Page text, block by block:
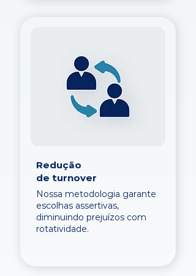
Redução
de turnover
Nossa metodologia garante
escolhas assertivas,
diminuindo prejuízos com
rotatividade.